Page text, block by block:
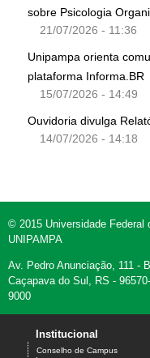
sobre Psicologia
21/07/2026 - 11:36
Unipampa orienta
plataforma Informa.BR
15/07/2026 - 14:49
Ouvidoria divulga
14/07/2026 - 14:18
© 2015 Universidade Federal
UNIPAMPA
Av. Pedro Anunciação, 111 -
Caçapava do Sul, RS -
9000
Institucional
Conselho de Campus